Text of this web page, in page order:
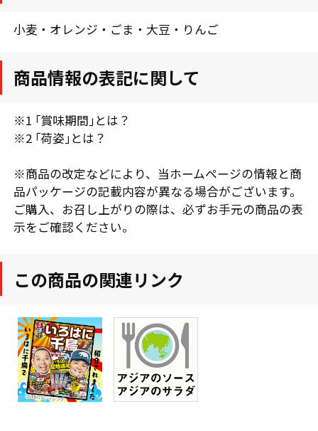
小麦・オレンジ・ごま・大豆・りんご
商品情報の表記に関して
※1 ｢賞味期間｣とは？
※2 ｢荷姿｣とは？
※商品の改定などにより、当ホームページの情報と商
品パッケージの記載内容が異なる場合がございます。
ご購入、お召し上がりの際は、必ずお手元の商品の表
示をご確認ください。
この商品の関連リンク